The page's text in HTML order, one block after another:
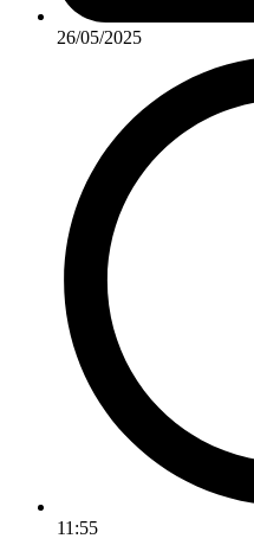
26/05/2025
11:55